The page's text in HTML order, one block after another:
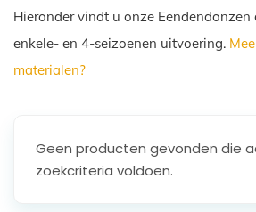
Hieronder vindt u onze Eendendonzen
enkele- en 4-seizoenen uitvoering.
materialen?
Geen producten gevonden die
zoekcriteria voldoen.